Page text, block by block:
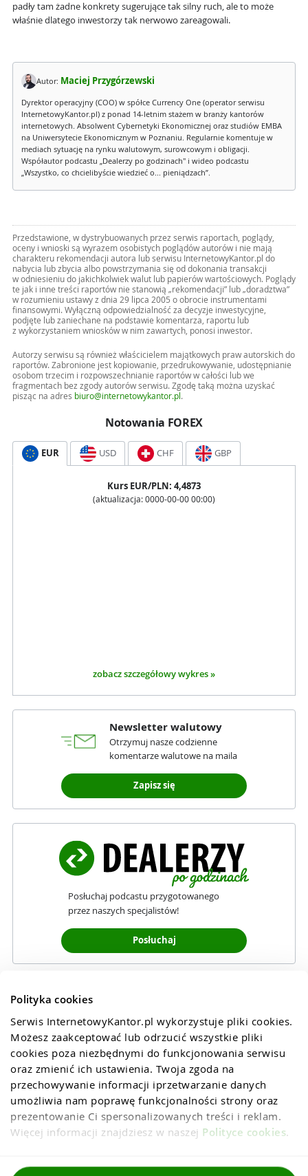
Polityka cookies
Serwis InternetowyKantor.pl wykorzystuje pliki cookies.
Możesz zaakceptować lub odrzucić wszystkie pliki
cookies poza niezbędnymi do funkcjonowania serwisu
oraz zmienić ich ustawienia. Twoja zgoda na
przechowywanie informacji iprzetwarzanie danych
umożliwia nam poprawę funkcjonalności strony oraz
prezentowanie Ci spersonalizowanych treści i reklam.
Więcej informacji znajdziesz w naszej Polityce cookies.
padły tam żadne konkrety sugerujące tak silny ruch, ale to może
właśnie dlatego inwestorzy tak nerwowo zareagowali.
Autor: Maciej Przygórzewski
Dyrektor operacyjny (COO) w spółce Currency One (operator serwisu
InternetowyKantor.pl) z ponad 14-letnim stażem w branży kantorów
internetowych. Absolwent Cybernetyki Ekonomicznej oraz studiów EMBA
na Uniwersytecie Ekonomicznym w Poznaniu. Regularnie komentuje w
mediach sytuację na rynku walutowym, surowcowym i obligacji.
Współautor podcastu „Dealerzy po godzinach" i wideo podcastu
„Wszystko, co chcielibyście wiedzieć o... pieniądzach”.
Przedstawione, w dystrybuowanych przez serwis raportach, poglądy,
oceny i wnioski są wyrazem osobistych poglądów autorów i nie mają
charakteru rekomendacji autora lub serwisu InternetowyKantor.pl do
nabycia lub zbycia albo powstrzymania się od dokonania transakcji
w odniesieniu do jakichkolwiek walut lub papierów wartościowych. Poglądy
te jak i inne treści raportów nie stanowią „rekomendacji” lub „doradztwa”
w rozumieniu ustawy z dnia 29 lipca 2005 o obrocie instrumentami
finansowymi. Wyłączną odpowiedzialność za decyzje inwestycyjne,
podjęte lub zaniechane na podstawie komentarza, raportu lub
z wykorzystaniem wniosków w nim zawartych, ponosi inwestor.
Autorzy serwisu są również właścicielem majątkowych praw autorskich do
raportów. Zabronione jest kopiowanie, przedrukowywanie, udostępnianie
osobom trzecim i rozpowszechnianie raportów w całości lub we
fragmentach bez zgody autorów serwisu. Zgodę taką można uzyskać
pisząc na adres biuro@internetowykantor.pl .
Notowania FOREX
EUR USD CHF GBP
Kurs EUR/PLN: 4,4873
(aktualizacja: 0000-00-00 00:00)
zobacz szczegółowy wykres »
Newsletter walutowy
Otrzymuj nasze codzienne
komentarze walutowe na maila
Zapisz się
Posłuchaj podcastu przygotowanego
przez naszych specjalistów!
Posłuchaj
Regulaminy